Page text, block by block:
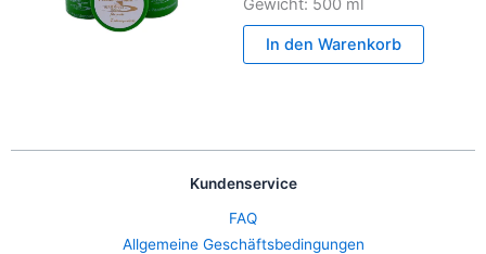
Gewicht: 500 ml
In den Warenkorb
Kundenservice
FAQ
Allgemeine Geschäftsbedingungen